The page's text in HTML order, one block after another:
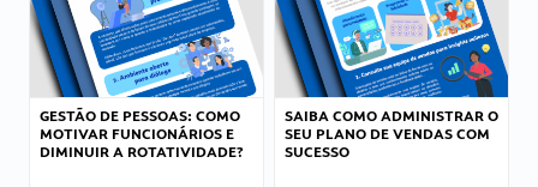
GESTÃO DE PESSOAS: COMO
MOTIVAR FUNCIONÁRIOS E
DIMINUIR A ROTATIVIDADE?
SAIBA COMO ADMINISTRAR O
SEU PLANO DE VENDAS COM
SUCESSO